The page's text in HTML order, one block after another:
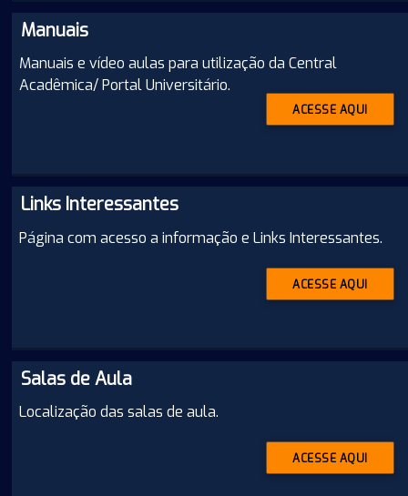
Manuais
Manuais e vídeo aulas para utilização da Central
Acadêmica/ Portal Universitário.
ACESSE AQUI
Links Interessantes
Página com acesso a informação e Links Interessantes.
ACESSE AQUI
Salas de Aula
Localização das salas de aula.
ACESSE AQUI